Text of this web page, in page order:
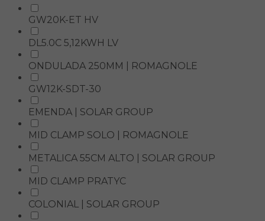
GW20K-ET HV
DL5.0C 5,12KWH LV
ONDULADA 250MM | ROMAGNOLE
GW12K-SDT-30
EMENDA | SOLAR GROUP
MID CLAMP SOLO | ROMAGNOLE
METALICA 55CM ALTO | SOLAR GROUP
MID CLAMP PRATYC
COLONIAL | SOLAR GROUP